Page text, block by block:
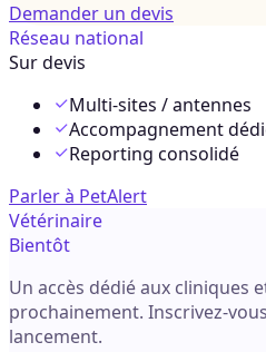
Demander un devis
Réseau national
Sur devis
Multi-sites / antennes
Accompagnement
Reporting consolidé
Parler à PetAlert
Vétérinaire
Bientôt
Un accès dédié aux cliniques
prochainement. Inscrivez-
lancement.